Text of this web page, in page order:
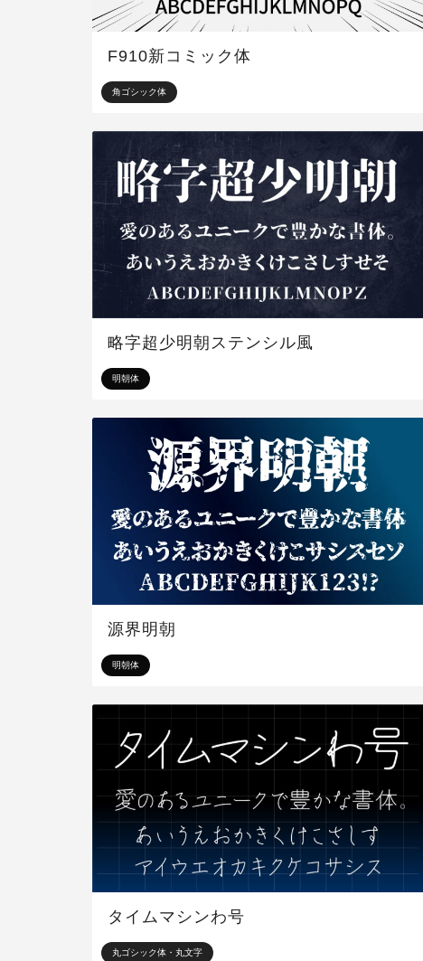
角ゴシック体
F910新コミック体
明朝体
略字超少明朝ステンシル風
明朝体
源界明朝
丸ゴシック体・丸文字
タイムマシンわ号